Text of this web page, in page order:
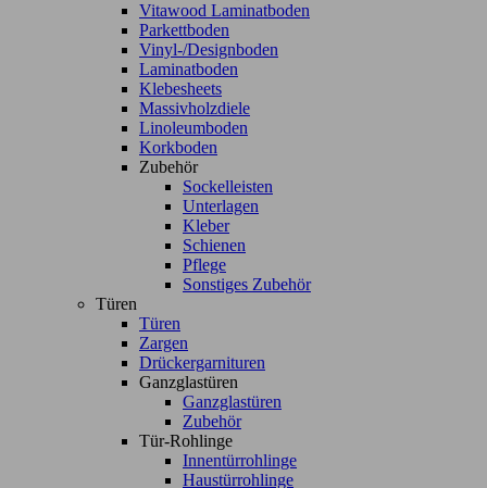
Vitawood Laminatboden
Parkettboden
Vinyl-/Designboden
Laminatboden
Klebesheets
Massivholzdiele
Linoleumboden
Korkboden
Zubehör
Sockelleisten
Unterlagen
Kleber
Schienen
Pflege
Sonstiges Zubehör
Türen
Türen
Zargen
Drückergarnituren
Ganzglastüren
Ganzglastüren
Zubehör
Tür-Rohlinge
Innentürrohlinge
Haustürrohlinge